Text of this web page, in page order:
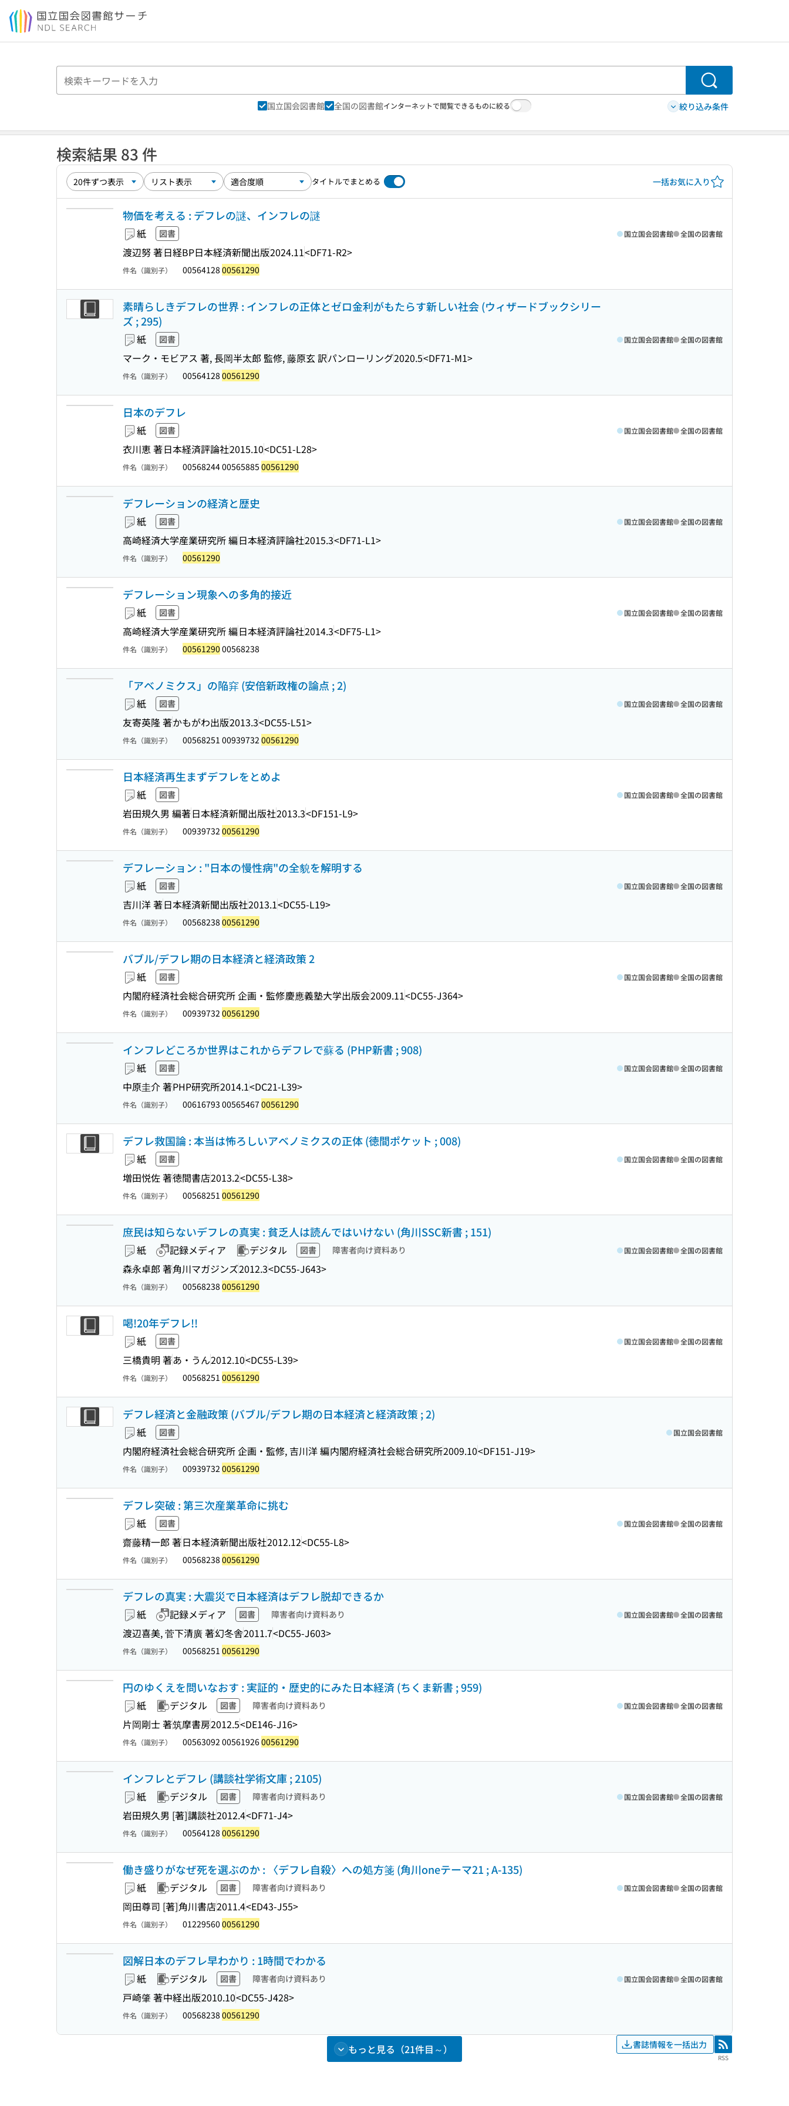
本文へ移動
検索
国立国会図書館 全国の図書館インターネットで閲覧できるものに絞る 絞り込み条件
検索結果 83 件
タイトルでまとめる 一括お気に入り
物価を考える : デフレの謎、インフレの謎
紙 図書
渡辺努 著日経BP日本経済新聞出版2024.11<DF71-R2>
国立国会図書館 全国の図書館
件名（識別子） 00564128 00561290
素晴らしきデフレの世界 : インフレの正体とゼロ金利がもたらす新しい社会 (ウィザードブックシリー
ズ ; 295)
紙 図書
マーク・モビアス 著, 長岡半太郎 監修, 藤原玄 訳パンローリング2020.5<DF71-M1>
国立国会図書館 全国の図書館
件名（識別子） 00564128 00561290
日本のデフレ
紙 図書
衣川恵 著日本経済評論社2015.10<DC51-L28>
国立国会図書館 全国の図書館
件名（識別子） 00568244 00565885 00561290
デフレーションの経済と歴史
紙 図書
高崎経済大学産業研究所 編日本経済評論社2015.3<DF71-L1>
国立国会図書館 全国の図書館
件名（識別子） 00561290
デフレーション現象への多角的接近
紙 図書
高崎経済大学産業研究所 編日本経済評論社2014.3<DF75-L1>
国立国会図書館 全国の図書館
件名（識別子） 00561290 00568238
「アベノミクス」の陥穽 (安倍新政権の論点 ; 2)
紙 図書
友寄英隆 著かもがわ出版2013.3<DC55-L51>
国立国会図書館 全国の図書館
件名（識別子） 00568251 00939732 00561290
日本経済再生まずデフレをとめよ
紙 図書
岩田規久男 編著日本経済新聞出版社2013.3<DF151-L9>
国立国会図書館 全国の図書館
件名（識別子） 00939732 00561290
デフレーション : "日本の慢性病"の全貌を解明する
紙 図書
吉川洋 著日本経済新聞出版社2013.1<DC55-L19>
国立国会図書館 全国の図書館
件名（識別子） 00568238 00561290
バブル/デフレ期の日本経済と経済政策 2
紙 図書
内閣府経済社会総合研究所 企画・監修慶應義塾大学出版会2009.11<DC55-J364>
国立国会図書館 全国の図書館
件名（識別子） 00939732 00561290
インフレどころか世界はこれからデフレで蘇る (PHP新書 ; 908)
紙 図書
中原圭介 著PHP研究所2014.1<DC21-L39>
国立国会図書館 全国の図書館
件名（識別子） 00616793 00565467 00561290
デフレ救国論 : 本当は怖ろしいアベノミクスの正体 (徳間ポケット ; 008)
紙 図書
増田悦佐 著徳間書店2013.2<DC55-L38>
国立国会図書館 全国の図書館
件名（識別子） 00568251 00561290
庶民は知らないデフレの真実 : 貧乏人は読んではいけない (角川SSC新書 ; 151)
紙 記録メディア デジタル 図書 障害者向け資料あり
森永卓郎 著角川マガジンズ2012.3<DC55-J643>
国立国会図書館 全国の図書館
件名（識別子） 00568238 00561290
喝!20年デフレ!!
紙 図書
三橋貴明 著あ・うん2012.10<DC55-L39>
国立国会図書館 全国の図書館
件名（識別子） 00568251 00561290
デフレ経済と金融政策 (バブル/デフレ期の日本経済と経済政策 ; 2)
紙 図書
内閣府経済社会総合研究所 企画・監修, 吉川洋 編内閣府経済社会総合研究所2009.10<DF151-J19>
国立国会図書館
件名（識別子） 00939732 00561290
デフレ突破 : 第三次産業革命に挑む
紙 図書
齋藤精一郎 著日本経済新聞出版社2012.12<DC55-L8>
国立国会図書館 全国の図書館
件名（識別子） 00568238 00561290
デフレの真実 : 大震災で日本経済はデフレ脱却できるか
紙 記録メディア 図書 障害者向け資料あり
渡辺喜美, 菅下清廣 著幻冬舎2011.7<DC55-J603>
国立国会図書館 全国の図書館
件名（識別子） 00568251 00561290
円のゆくえを問いなおす : 実証的・歴史的にみた日本経済 (ちくま新書 ; 959)
紙 デジタル 図書 障害者向け資料あり
片岡剛士 著筑摩書房2012.5<DE146-J16>
国立国会図書館 全国の図書館
件名（識別子） 00563092 0056192600561290
インフレとデフレ (講談社学術文庫 ; 2105)
紙 デジタル 図書 障害者向け資料あり
岩田規久男 [著]講談社2012.4<DF71-J4>
国立国会図書館 全国の図書館
件名（識別子） 00564128 00561290
働き盛りがなぜ死を選ぶのか : 〈デフレ自殺〉への処方箋 (角川oneテーマ21 ; A-135)
紙 デジタル 図書 障害者向け資料あり
岡田尊司 [著]角川書店2011.4<ED43-J55>
国立国会図書館 全国の図書館
件名（識別子） 01229560 00561290
図解日本のデフレ早わかり : 1時間でわかる
紙 デジタル 図書 障害者向け資料あり
戸崎肇 著中経出版2010.10<DC55-J428>
国立国会図書館 全国の図書館
件名（識別子） 00568238 00561290
もっと見る（21件目～） 書誌情報を一括出力 RSS
RSS